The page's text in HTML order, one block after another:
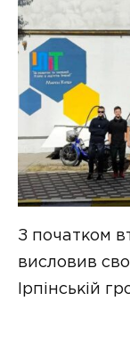
З початком
висловив
Ірпінській